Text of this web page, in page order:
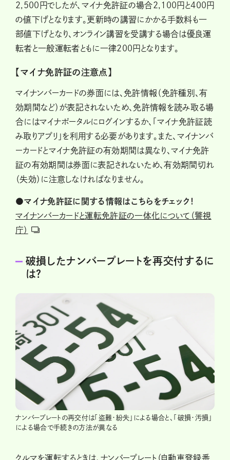
2,500円でしたが、マイナ免許証の場合2,100円と400円
の値下げとなります。更新時の講習にかかる手数料も一
部値下げとなり、オンライン講習を受講する場合は優良運
転者と一般運転者ともに一律200円となります。
【マイナ免許証の注意点】
マイナンバーカードの券面には、免許情報（免許種別、有
効期間など）が表記されないため、免許情報を読み取る場
合にはマイナポータルにログインするか、「マイナ免許証読
み取りアプリ」を利用する必要があります。また、マイナンバ
ーカードとマイナ免許証の有効期間は異なり、マイナ免許
証の有効期間は券面に表記されないため、有効期間切れ
（失効）に注意しなければなりません。
●マイナ免許証に関する情報はこちらをチェック！
マイナンバーカードと運転免許証の一体化について（警視
庁）
破損したナンバープレートを再交付するに
は？
ナンバープレートの再交付は「盗難・紛失」による場合と、「破損・汚損」
による場合で手続きの方法が異なる
クルマを運転するときは、ナンバープレート（自動車登録番